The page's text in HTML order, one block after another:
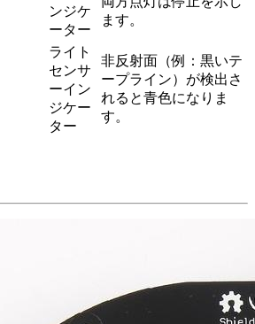
ンジケ
ーター
ます。
ライト
センサ
ーイン
ジケー
ター
非反射面（例：黒いテ
ープライン）が検出さ
れると青色になりま
す。